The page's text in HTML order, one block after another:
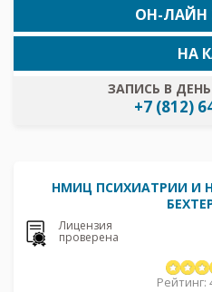
ОН-ЛАЙН
ЗАПИСЬ В
+7 (812)
НА
НМИЦ ПСИХИАТРИИ И
Лицензия
проверена
Рейтинг: